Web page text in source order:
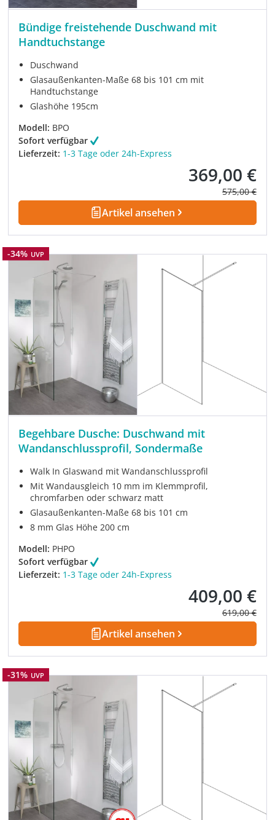
Bündige freistehende Duschwand mit
Handtuchstange
Duschwand
Glasaußenkanten-Maße 68 bis 101 cm mit
Handtuchstange
Glashöhe 195cm
Modell: BPO
Sofort verfügbar
Lieferzeit: 1-3 Tage oder 24h-Express
Verkaufspreis:
369,00 €
Regulärer
575,00 €
Artikel ansehen
Rabatt
-34% UVP
Begehbare Dusche: Duschwand mit
Wandanschlussprofil, Sondermaße
Walk In Glaswand mit Wandanschlussprofil
Mit Wandausgleich 10 mm im Klemmprofil,
chromfarben oder schwarz matt
Glasaußenkanten-Maße 68 bis 101 cm
8 mm Glas Höhe 200 cm
Modell: PHPO
Sofort verfügbar
Lieferzeit: 1-3 Tage oder 24h-Express
Verkaufspreis:
409,00 €
Regulärer
619,00 €
Artikel ansehen
Rabatt
-31% UVP